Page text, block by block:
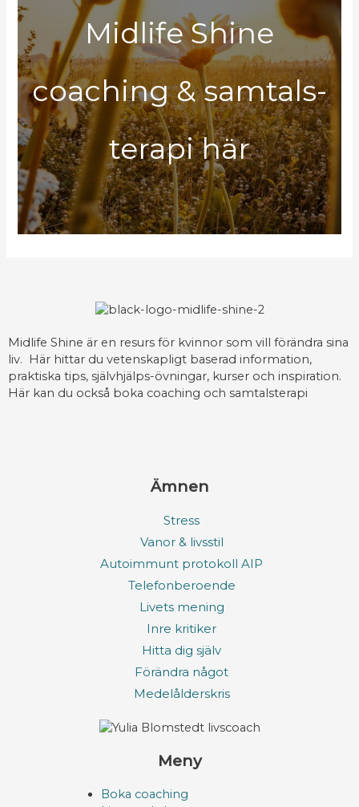
Midlife Shine
coaching & samtals-
terapi här
Midlife Shine är en resurs för kvinnor som vill förändra sina
liv. Här hittar du vetenskapligt baserad information,
praktiska tips, självhjälps-övningar, kurser och inspiration.
Här kan du också boka coaching och samtalsterapi
Ämnen
Stress
Vanor & livsstil
Autoimmunt protokoll AIP
Telefonberoende
Livets mening
Inre kritiker
Hitta dig själv
Förändra något
Medelålderskris
Meny
Boka coaching